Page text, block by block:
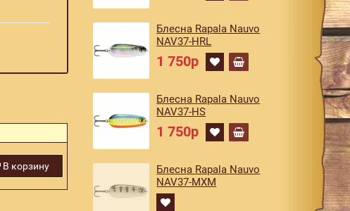
В корзину
Блесна Rapala Nauvo
NAV37-HRL
1 750р
Блесна Rapala Nauvo
NAV37-HS
1 750р
Блесна Rapala Nauvo
NAV37-MXM